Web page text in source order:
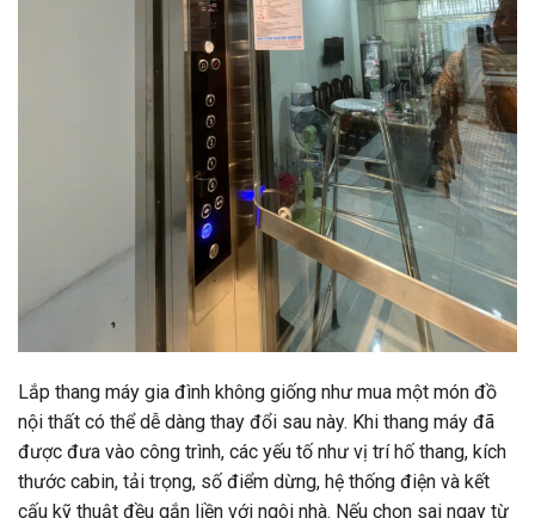
Lắp thang máy gia đình không giống như mua một món đồ
nội thất có thể dễ dàng thay đổi sau này. Khi thang máy đã
được đưa vào công trình, các yếu tố như vị trí hố thang, kích
thước cabin, tải trọng, số điểm dừng, hệ thống điện và kết
cấu kỹ thuật đều gắn liền với ngôi nhà. Nếu chọn sai ngay từ